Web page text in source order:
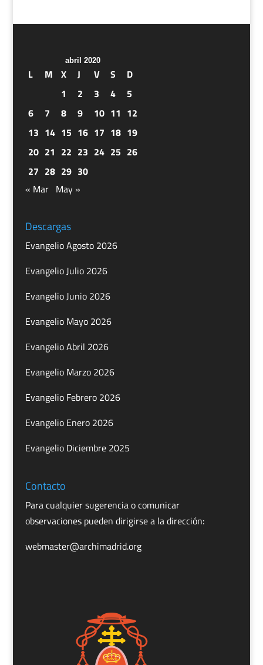
abril 2020
L M X J V S
D
1
2 3 4
5
6
7 8 9 10 11 12
13 14 15 16 17 18 19
20 21 22 23 24 25 26
27 28 29 30
« Mar May »
Descargas
Evangelio Agosto 2026
Evangelio Julio 2026
Evangelio Junio 2026
Evangelio Mayo 2026
Evangelio Abril 2026
Evangelio Marzo 2026
Evangelio Febrero 2026
Evangelio Enero 2026
Evangelio Diciembre 2025
Contacto
Para cualquier sugerencia o comunicar
observaciones pueden dirigirse a la dirección:
webmaster@archimadrid.org